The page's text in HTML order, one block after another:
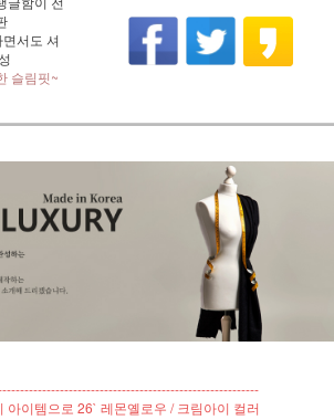
서도 셔
슬림핏~
아이템으로 26` 레몬옐로우 / 크림아이 컬러